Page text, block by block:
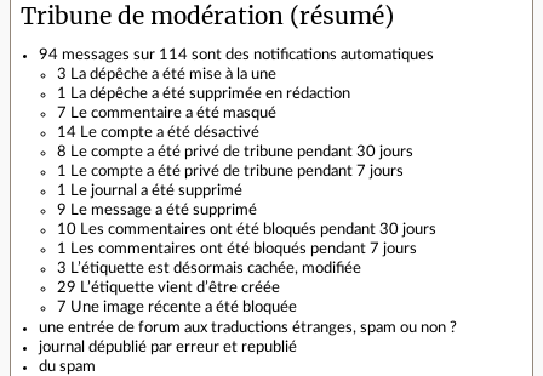
Tribune de modération (résumé)
94 messages sur 114 sont des notifications automatiques
3 La dépêche a été mise à la une
1 La dépêche a été supprimée en rédaction
7 Le commentaire a été masqué
14 Le compte a été désactivé
8 Le compte a été privé de tribune pendant 30 jours
1 Le compte a été privé de tribune pendant 7 jours
1 Le journal a été supprimé
9 Le message a été supprimé
10 Les commentaires ont été bloqués pendant 30 jours
1 Les commentaires ont été bloqués pendant 7 jours
3 L’étiquette est désormais cachée, modifiée
29 L’étiquette vient d’être créée
7 Une image récente a été bloquée
une entrée de forum aux traductions étranges, spam ou non ?
journal dépublié par erreur et republié
du spam